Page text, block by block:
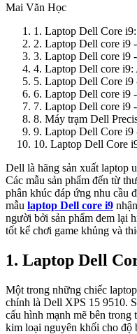
Mai Văn Học
1. Laptop Dell Core
2. Laptop Dell core i9
3. Laptop Dell core i9
4. Laptop Dell core
5. Laptop Dell Core
6. Laptop Dell core i9
7. Laptop Dell core i9
8. Máy trạm Dell
9. Laptop Dell Core
10. Laptop Dell Core
Dell là hãng sản xuất laptop
Các mẫu sản phẩm đến từ
phân khúc đáp ứng nhu cầu
mẫu laptop Dell core i9
người bởi sản phẩm đem lại
tốt kể chơi game khủng và
1. Laptop Dell
Một trong những chiếc
chính là Dell XPS 15 9510.
cấu hình mạnh mẽ bên
kim loại nguyên khối cho độ